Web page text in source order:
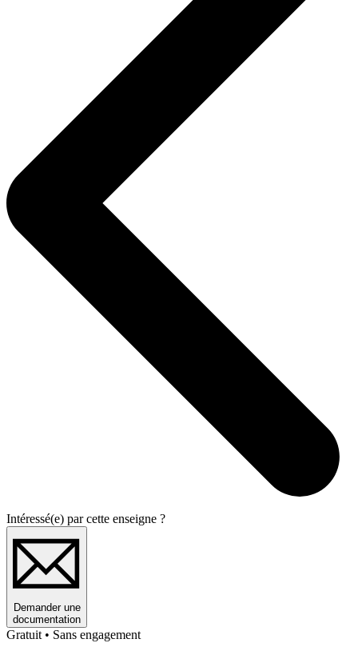
Intéressé(e) par cette enseigne ?
Demander une
documentation
Gratuit • Sans engagement